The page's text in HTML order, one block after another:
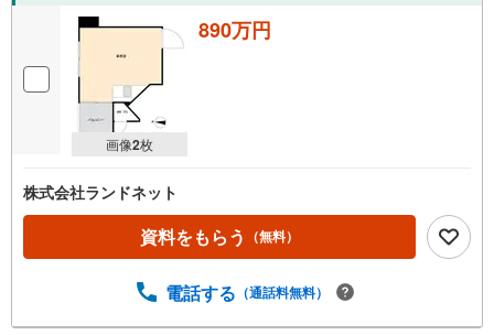
画像2枚
890万円
株式会社ランドネット
資料をもらう （無料）
電話する （通話料無料）